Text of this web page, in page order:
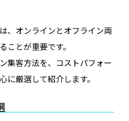
、オンラインとオフライン両
ことが重要です。
集客方法を、コストパフォー
に厳選して紹介します。